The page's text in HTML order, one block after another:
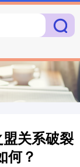
关系破裂
何？